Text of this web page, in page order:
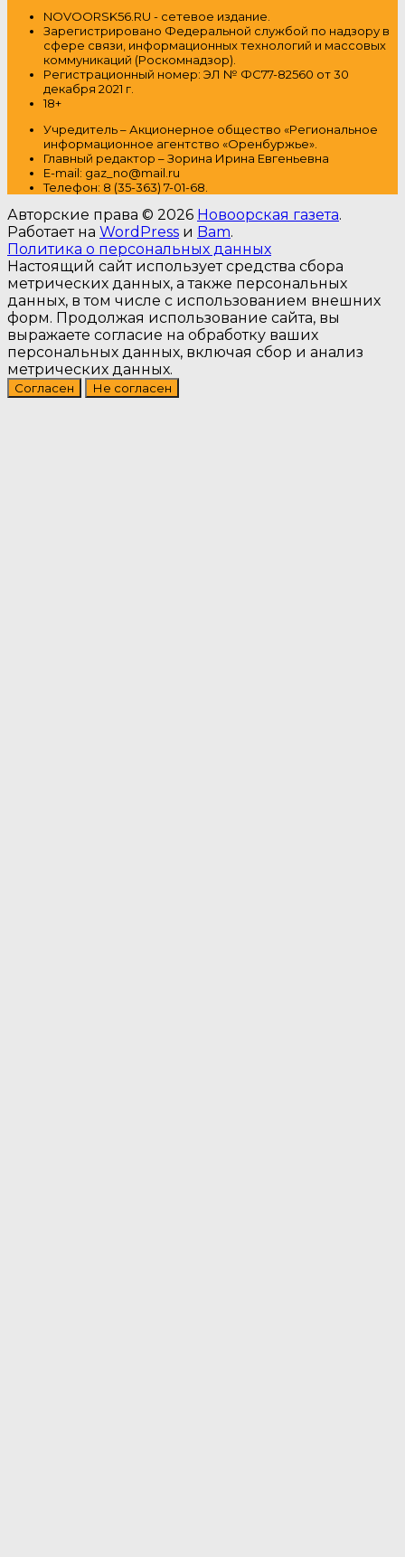
NOVOORSK56.RU - сетевое издание.
Зарегистрировано Федеральной службой по надзору в
сфере связи, информационных технологий и массовых
коммуникаций (Роскомнадзор).
Регистрационный номер: ЭЛ № ФС77-82560 от 30
декабря 2021 г.
18+
Учредитель – Акционерное общество «Региональное
информационное агентство «Оренбуржье».
Главный редактор – Зорина Ирина Евгеньевна
E-mail: gaz_no@mail.ru
Телефон: 8 (35-363) 7-01-68.
Авторские права © 2026 Новоорская газета.
Работает на WordPress и Bam.
Политика о персональных данных
Настоящий сайт использует средства сбора
метрических данных, а также персональных
данных, в том числе с использованием внешних
форм. Продолжая использование сайта, вы
выражаете согласие на обработку ваших
персональных данных, включая сбор и анализ
метрических данных.
Согласен Не согласен